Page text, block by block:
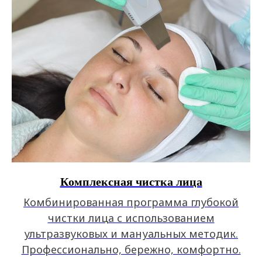
Комплексная чистка лица
Комбинированная программа глубокой
чистки лица с использованием
ультразвуковых и мануальных методик.
Профессионально, бережно, комфортно.